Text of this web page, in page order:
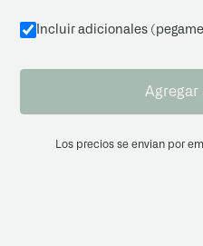
Incluir adicionales
Agregar
Los precios se envian por